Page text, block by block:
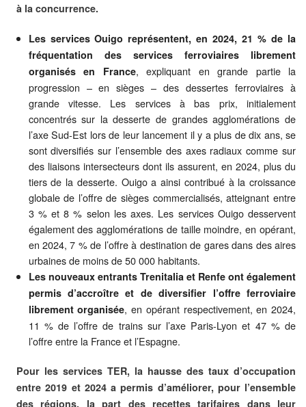
à la concurrence.
Les services Ouigo représentent, en 2024, 21 % de la
fréquentation des services ferroviaires librement
organisés en France, expliquant en grande partie la
progression – en sièges – des dessertes ferroviaires à
grande vitesse. Les services à bas prix, initialement
concentrés sur la desserte de grandes agglomérations de
l’axe Sud-Est lors de leur lancement il y a plus de dix ans, se
sont diversifiés sur l’ensemble des axes radiaux comme sur
des liaisons intersecteurs dont ils assurent, en 2024, plus du
tiers de la desserte. Ouigo a ainsi contribué à la croissance
globale de l’offre de sièges commercialisés, atteignant entre
3 % et 8 % selon les axes. Les services Ouigo desservent
également des agglomérations de taille moindre, en opérant,
en 2024, 7 % de l’offre à destination de gares dans des aires
urbaines de moins de 50 000 habitants.
Les nouveaux entrants Trenitalia et Renfe ont également
permis d’accroître et de diversifier l’offre ferroviaire
librement organisée, en opérant respectivement, en 2024,
11 % de l’offre de trains sur l’axe Paris-Lyon et 47 % de
l’offre entre la France et l’Espagne.
Pour les services TER, la hausse des taux d’occupation
entre 2019 et 2024 a permis d’améliorer, pour l’ensemble
des régions, la part des recettes tarifaires dans leur